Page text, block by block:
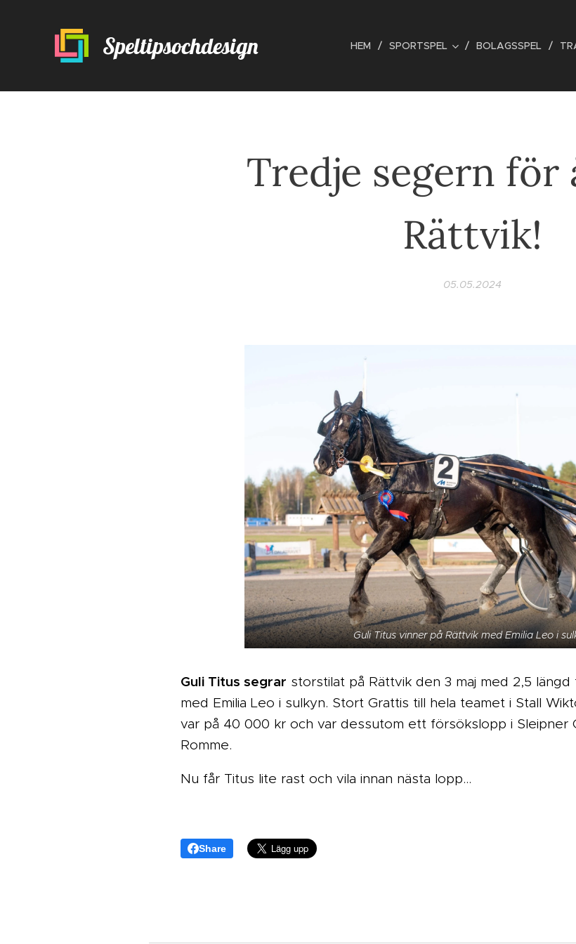
Speltipsochdesign HEM SPORTSPEL BOLAGSSPEL
Tredje segern för
Rättvik!
05.05.2024
Guli Titus vinner på Rättvik med Emilia Leo i
Guli Titus segrar storstilat på Rättvik den 3 maj med 2,5 längd
med Emilia Leo i sulkyn. Stort Grattis till hela teamet i Stall
var på 40 000 kr och var dessutom ett försökslopp i Sleipner
Romme.
Nu får Titus lite rast och vila innan nästa lopp...
Share